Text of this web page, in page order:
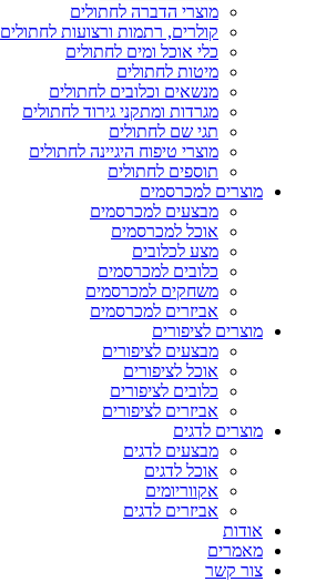
מוצרי הדברה לחתולים
קולרים, רתמות ורצועות לחתולים
כלי אוכל ומים לחתולים
מיטות לחתולים
מנשאים וכלובים לחתולים
מגרדות ומתקני גירוד לחתולים
תגי שם לחתולים
מוצרי טיפוח היגיינה לחתולים
תוספים לחתולים
מוצרים למכרסמים
מבצעים למכרסמים
אוכל למכרסמים
מצע לכלובים
כלובים למכרסמים
משחקים למכרסמים
אביזרים למכרסמים
מוצרים לציפורים
מבצעים לציפורים
אוכל לציפורים
כלובים לציפורים
אביזרים לציפורים
מוצרים לדגים
מבצעים לדגים
אוכל לדגים
אקווריומים
אביזרים לדגים
אודות
מאמרים
צור קשר